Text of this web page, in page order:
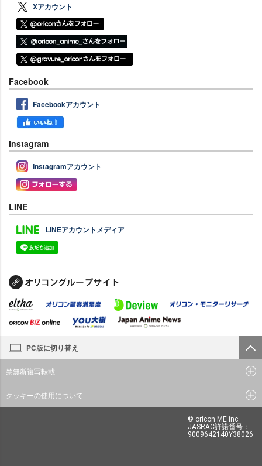
Xアカウント
Facebook
Facebookアカウント
Instagram
Instagramアカウント
LINE
LINEアカウントメディア
PC版に切り替え
禁無断複写転載
クッキーの使用について
© oricon ME inc.
JASRAC許諾番号：
9009642140Y38026